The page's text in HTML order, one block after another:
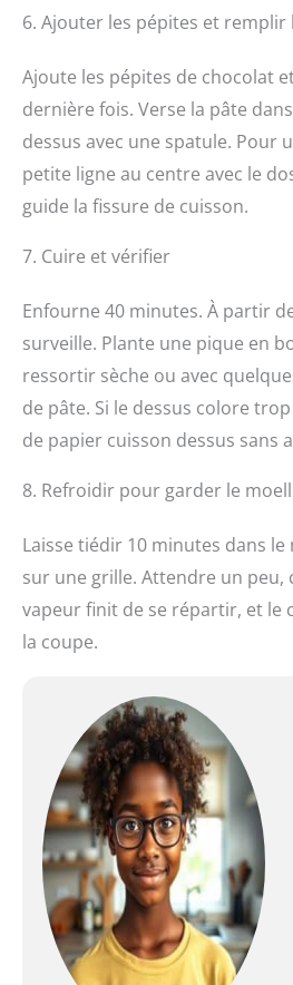
6. Ajouter les pépites et remplir
Ajoute les pépites de chocolat
dernière fois. Verse la pâte
dessus avec une spatule. Pour
petite ligne au centre avec le
guide la fissure de cuisson.
7. Cuire et vérifier
Enfourne 40 minutes. À partir
surveille. Plante une pique en
ressortir sèche ou avec
de pâte. Si le dessus colore
de papier cuisson dessus sans
8. Refroidir pour garder le
Laisse tiédir 10 minutes dans
sur une grille. Attendre un peu,
vapeur finit de se répartir, et le
la coupe.